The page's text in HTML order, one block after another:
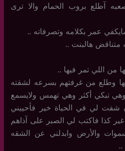
آطلع بروب الحمام والا ترى
عمر بكلامه وتصرفاته ..
متناقض هالبنت ..
من اللي تمر فيها ..
وطلع من غرفتهم بسرعه لشقته
تبكي أكثر وهي تهمس ولايسمع
شفت لي في الحياة خير فأحييني
كذا فاكتب لي الصبر على آذاهم
والأرض وابدلني عن الشقه
..